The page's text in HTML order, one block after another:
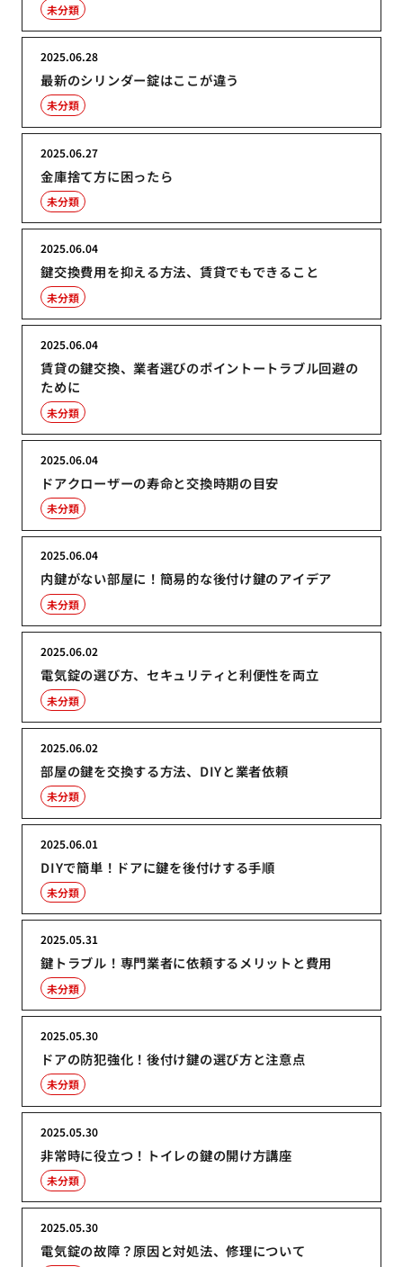
未分類
最新のシリンダー錠はここが違う
2025.06.28
未分類
金庫捨て方に困ったら
2025.06.27
未分類
鍵交換費用を抑える方法、賃貸でもできること
2025.06.04
未分類
賃貸の鍵交換、業者選びのポイントートラブル回避の
ために
2025.06.04
未分類
ドアクローザーの寿命と交換時期の目安
2025.06.04
未分類
内鍵がない部屋に！簡易的な後付け鍵のアイデア
2025.06.04
未分類
電気錠の選び方、セキュリティと利便性を両立
2025.06.02
未分類
部屋の鍵を交換する方法、DIYと業者依頼
2025.06.02
未分類
DIYで簡単！ドアに鍵を後付けする手順
2025.06.01
未分類
鍵トラブル！専門業者に依頼するメリットと費用
2025.05.31
未分類
ドアの防犯強化！後付け鍵の選び方と注意点
2025.05.30
未分類
非常時に役立つ！トイレの鍵の開け方講座
2025.05.30
未分類
電気錠の故障？原因と対処法、修理について
2025.05.30